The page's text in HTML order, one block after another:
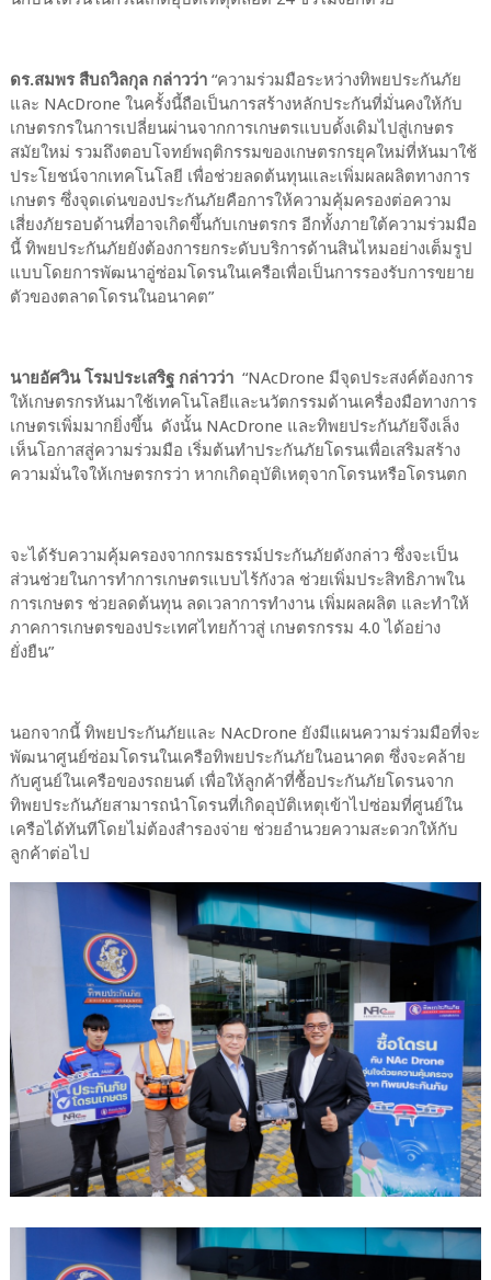
ดร.สมพร สืบถวิลกุล กล่าวว่า“ความร่วมมือระหว่างทิพยประกันภัย
และ NAcDrone ในครั้งนี้ถือเป็นการสร้างหลักประกันที่มั่นคงให้กับ
เกษตรกรในการเปลี่ยนผ่านจากการเกษตรแบบดั้งเดิมไปสู่เกษตร
สมัยใหม่ รวมถึงตอบโจทย์พฤติกรรมของเกษตรกรยุคใหม่ที่หันมาใช้
ประโยชน์จากเทคโนโลยี เพื่อช่วยลดต้นทุนและเพิ่มผลผลิตทางการ
เกษตร ซึ่งจุดเด่นของประกันภัยคือการให้ความคุ้มครองต่อความ
เสี่ยงภัยรอบด้านที่อาจเกิดขึ้นกับเกษตรกร อีกทั้งภายใต้ความร่วมมือ
นี้ ทิพยประกันภัยยังต้องการยกระดับบริการด้านสินไหมอย่างเต็มรูป
แบบโดยการพัฒนาอู่ซ่อมโดรนในเครือเพื่อเป็นการรองรับการขยาย
ตัวของตลาดโดรนในอนาคต”
นายอัศวิน โรมประเสริฐ กล่าวว่า “NAcDrone มีจุดประสงค์ต้องการ
ให้เกษตรกรหันมาใช้เทคโนโลยีและนวัตกรรมด้านเครื่องมือทางการ
เกษตรเพิ่มมากยิ่งขึ้น ดังนั้น NAcDrone และทิพยประกันภัยจึงเล็ง
เห็นโอกาสสู่ความร่วมมือ เริ่มต้นทำประกันภัยโดรนเพื่อเสริมสร้าง
ความมั่นใจให้เกษตรกรว่า หากเกิดอุบัติเหตุจากโดรนหรือโดรนตก
จะได้รับความคุ้มครองจากกรมธรรม์ประกันภัยดังกล่าว ซึ่งจะเป็น
ส่วนช่วยในการทำการเกษตรแบบไร้กังวล ช่วยเพิ่มประสิทธิภาพใน
การเกษตร ช่วยลดต้นทุน ลดเวลาการทำงาน เพิ่มผลผลิต และทำให้
ภาคการเกษตรของประเทศไทยก้าวสู่ เกษตรกรรม 4.0 ได้อย่าง
ยั่งยืน”
นอกจากนี้ ทิพยประกันภัยและ NAcDrone ยังมีแผนความร่วมมือที่จะ
พัฒนาศูนย์ซ่อมโดรนในเครือทิพยประกันภัยในอนาคต ซึ่งจะคล้าย
กับศูนย์ในเครือของรถยนต์ เพื่อให้ลูกค้าที่ซื้อประกันภัยโดรนจาก
ทิพยประกันภัยสามารถนำโดรนที่เกิดอุบัติเหตุเข้าไปซ่อมที่ศูนย์ใน
เครือได้ทันทีโดยไม่ต้องสำรองจ่าย ช่วยอำนวยความสะดวกให้กับ
ลูกค้าต่อไป